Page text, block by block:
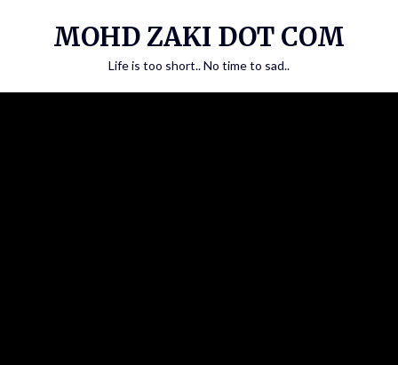
MOHD ZAKI DOT COM
Life is too short.. No time to sad..